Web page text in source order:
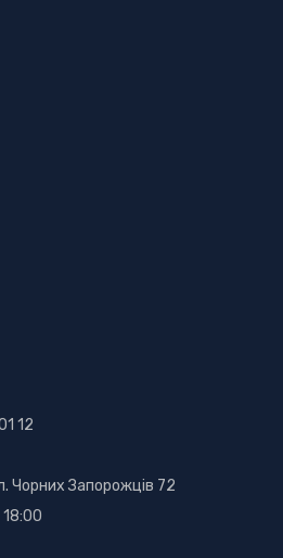
12
Чорних Запорожців 72
18:00